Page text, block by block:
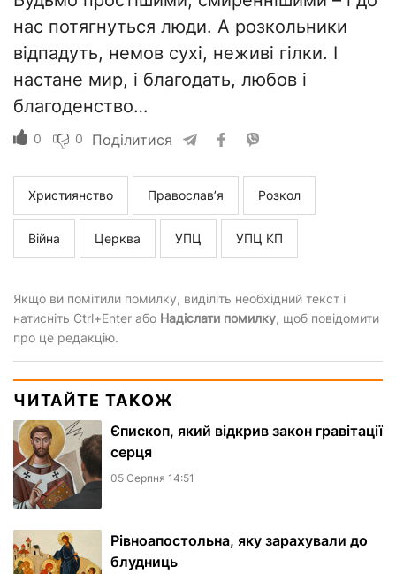
нас потягнуться люди. А розкольники
відпадуть, немов сухі, неживі гілки. І
настане мир, і благодать, любов і
благоденство…
0 0 Поділитися
Християнство Православ’я Розкол
Війна Церква УПЦ УПЦ КП
Якщо ви помітили помилку, виділіть необхідний текст і
натисніть Ctrl+Enter або Надіслати помилку, щоб повідомити
про це редакцію.
ЧИТАЙТЕ ТАКОЖ
Єпископ, який відкрив закон гравітації
серця
05 Серпня 14:51
Рівноапостольна, яку зарахували до
блудниць